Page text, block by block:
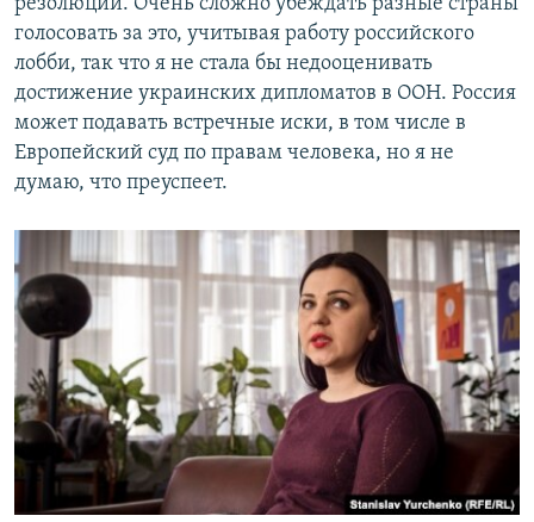
резолюций. Очень сложно убеждать разные страны
голосовать за это, учитывая работу российского
лобби, так что я не стала бы недооценивать
достижение украинских дипломатов в ООН. Россия
может подавать встречные иски, в том числе в
Европейский суд по правам человека, но я не
думаю, что преуспеет.